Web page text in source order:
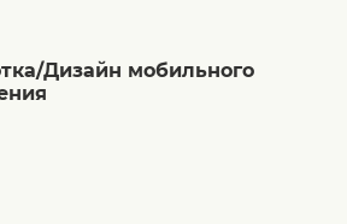
Дизайн мобильного